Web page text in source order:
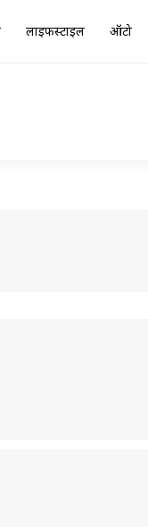
लाइफस्टाइल ऑटो